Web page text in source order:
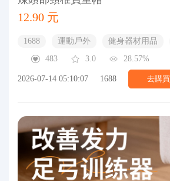
12.90 元
1688 運動戶外 健身器材用品
483
3.0 28.57%
2026-07-14 05:10:07 1688 去購買